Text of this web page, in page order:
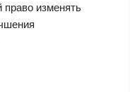
право изменять